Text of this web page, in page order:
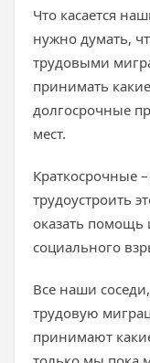
Что касается
нужно думать,
трудовыми
принимать
долгосрочные
мест.
Краткосрочные
трудоустроить
оказать
социального
Все наши
трудовую
принимают